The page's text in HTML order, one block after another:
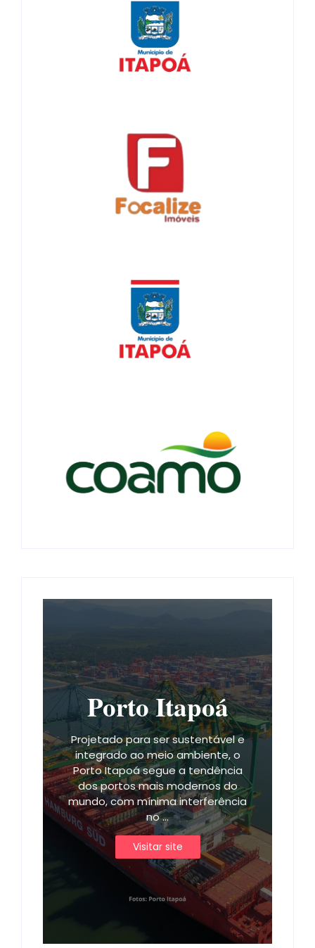
Porto Itapoá
Projetado para ser sustentável e
integrado ao meio ambiente, o
Porto Itapoá segue a tendência
dos portos mais modernos do
mundo, com mínima interferência
no ...
Visitar site